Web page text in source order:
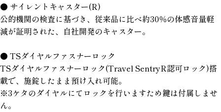
● サイレントキャスター(R)
公的機関の検査に基づき、従来品に比べ約30％の体感音量軽
減が証明された、自社開発のキャスター。
● TSダイヤルファスナーロック
TSダイヤルファスナーロック(Travel SentryR認可ロック)搭
載で、施錠したまま預け入れ可能。
※3ケタのダイヤルにてロックを行いますため鍵は付属しませ
ん。